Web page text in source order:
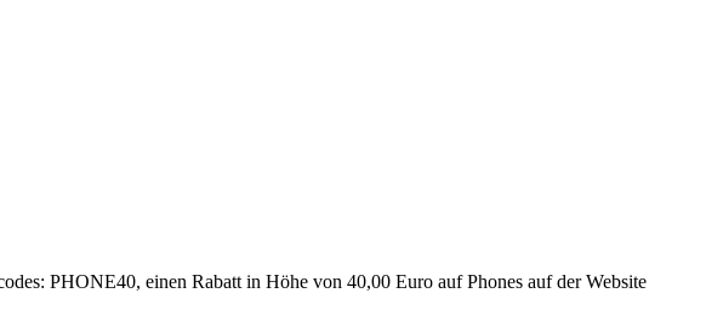
PHONE40, einen Rabatt in Höhe von 40,00 Euro auf Phones auf der Website